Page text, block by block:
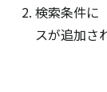
検索条件に
スが追加さ